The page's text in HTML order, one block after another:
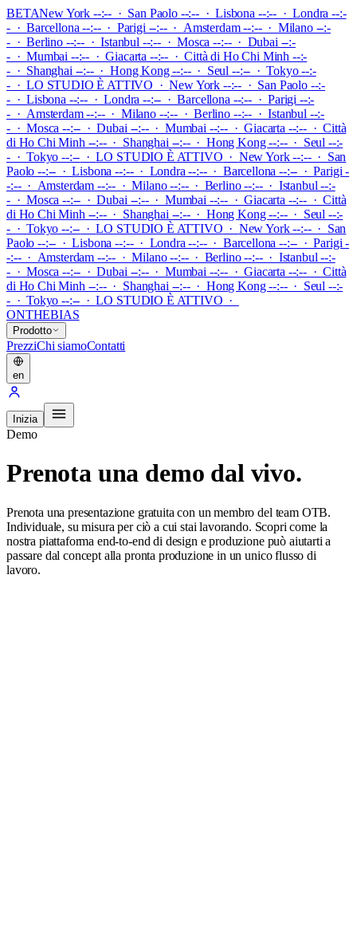
BETANew York --:-- · San Paolo --:-- · Lisbona --:-- · Londra --:-
- · Barcellona --:-- · Parigi --:-- · Amsterdam --:-- · Milano --:-
- · Berlino --:-- · Istanbul --:-- · Mosca --:-- · Dubai --:-
- · Mumbai --:-- · Giacarta --:-- · Città di Ho Chi Minh --:-
- · Shanghai --:-- · Hong Kong --:-- · Seul --:-- · Tokyo --:-
-·LO STUDIO È ATTIVO ·New York --:-- · San Paolo --:-
- · Lisbona --:-- · Londra --:-- · Barcellona --:-- · Parigi --:-
- · Amsterdam --:-- · Milano --:-- · Berlino --:-- · Istanbul --:-
- · Mosca --:-- · Dubai --:-- · Mumbai --:-- · Giacarta --:-- · Città
di Ho Chi Minh --:-- · Shanghai --:-- · Hong Kong --:-- · Seul --:-
- · Tokyo --:-- ·LO STUDIO È ATTIVO · New York --:-- · San
Paolo --:-- · Lisbona --:-- · Londra --:-- · Barcellona --:-- · Parigi -
-:-- · Amsterdam --:-- · Milano --:-- · Berlino --:-- · Istanbul --:-
- · Mosca --:-- · Dubai --:-- · Mumbai --:-- · Giacarta --:-- · Città
di Ho Chi Minh --:-- · Shanghai --:-- · Hong Kong --:-- · Seul --:-
- · Tokyo --:-- ·LO STUDIO È ATTIVO · New York --:-- · San
Paolo --:-- · Lisbona --:-- · Londra --:-- · Barcellona --:-- · Parigi -
-:-- · Amsterdam --:-- · Milano --:-- · Berlino --:-- · Istanbul --:-
- · Mosca --:-- · Dubai --:-- · Mumbai --:-- · Giacarta --:-- · Città
di Ho Chi Minh --:-- · Shanghai --:-- · Hong Kong --:-- · Seul --:-
- · Tokyo --:-- ·LO STUDIO È ATTIVO ·
ONTHEBIAS
Prodotto
PrezziChi siamoContatti
en
Inizia
Demo
Prenota una demo dal vivo.
Prenota una presentazione gratuita con un membro del team OTB.
Individuale, su misura per ciò a cui stai lavorando. Scopri come la
nostra piattaforma end-to-end di design e produzione può aiutarti a
passare dal concept alla pronta produzione in un unico flusso di
lavoro.